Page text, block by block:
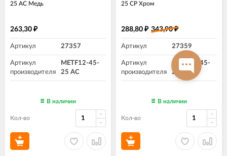
25 AC Медь
263,30 ₽
Артикул 27357
Артикул
производителя
METF12-45-
25 AC
В наличии
Кол-во
25 CP Хром
288,80 ₽ 343,90₽
Артикул 27359
Артикул
производителя
METF12-45-
25 CP
В наличии
Кол-во